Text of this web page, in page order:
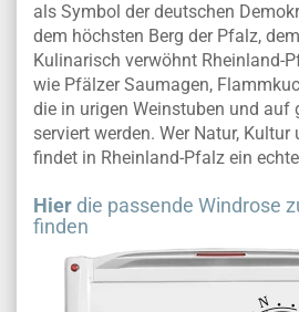
als Symbol der deutschen
dem höchsten Berg der Pfalz,
Kulinarisch verwöhnt Rheinland-
wie Pfälzer Saumagen,
die in urigen Weinstuben und auf
serviert werden. Wer Natur, Kultur
findet in Rheinland-Pfalz ein
Hier die passende Windrose
finden